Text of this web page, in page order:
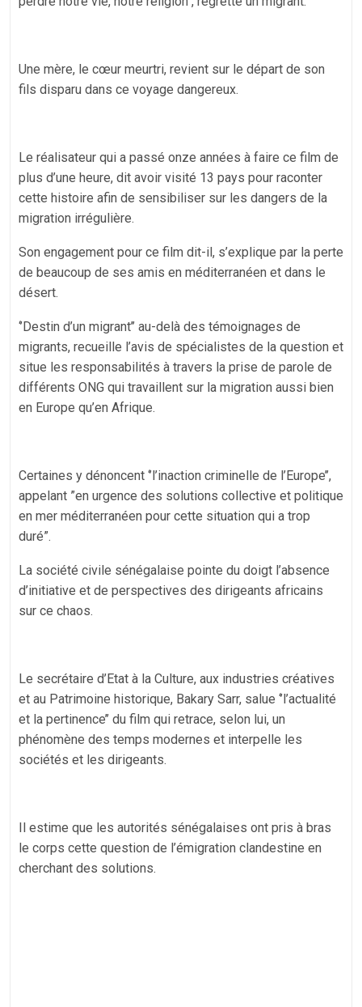
Une mère, le cœur meurtri, revient sur le départ de son
fils disparu dans ce voyage dangereux.
Le réalisateur qui a passé onze années à faire ce film de
plus d’une heure, dit avoir visité 13 pays pour raconter
cette histoire afin de sensibiliser sur les dangers de la
migration irrégulière.
Son engagement pour ce film dit-il, s’explique par la perte
de beaucoup de ses amis en méditerranéen et dans le
désert.
‘’Destin d’un migrant’’ au-delà des témoignages de
migrants, recueille l’avis de spécialistes de la question et
situe les responsabilités à travers la prise de parole de
différents ONG qui travaillent sur la migration aussi bien
en Europe qu’en Afrique.
Certaines y dénoncent ‘’l’inaction criminelle de l’Europe’’,
appelant ”en urgence des solutions collective et politique
en mer méditerranéen pour cette situation qui a trop
duré”.
La société civile sénégalaise pointe du doigt l’absence
d’initiative et de perspectives des dirigeants africains
sur ce chaos.
Le secrétaire d’Etat à la Culture, aux industries créatives
et au Patrimoine historique, Bakary Sarr, salue ‘’l’actualité
et la pertinence’’ du film qui retrace, selon lui, un
phénomène des temps modernes et interpelle les
sociétés et les dirigeants.
Il estime que les autorités sénégalaises ont pris à bras
le corps cette question de l’émigration clandestine en
cherchant des solutions.